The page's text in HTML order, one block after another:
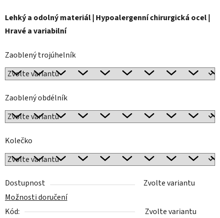
Lehký a odolný materiál | Hypoalergenní chirurgická ocel |
Hravé a variabilní
Zaoblený trojúhelník
Zaoblený obdélník
Kolečko
Dostupnost
Zvolte variantu
Možnosti doručení
Kód:
Zvolte variantu